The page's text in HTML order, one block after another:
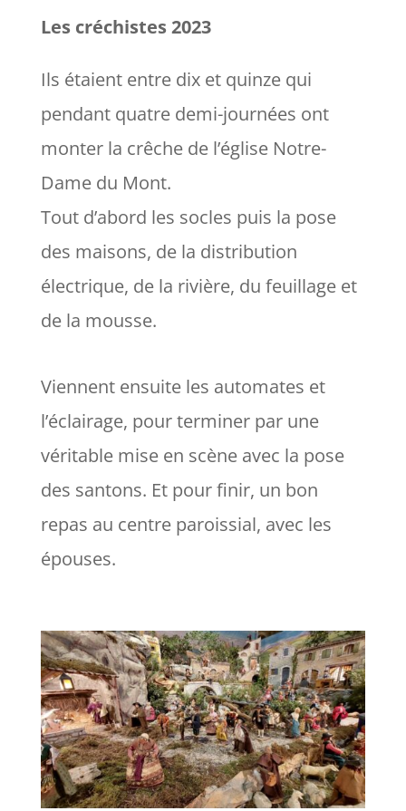
Les créchistes 2023
Ils étaient entre dix et quinze qui
pendant quatre demi-journées ont
monter la crêche de l’église Notre-
Dame du Mont.
Tout d’abord les socles puis la pose
des maisons, de la distribution
électrique, de la rivière, du feuillage et
de la mousse.
Viennent ensuite les automates et
l’éclairage, pour terminer par une
véritable mise en scène avec la pose
des santons. Et pour finir, un bon
repas au centre paroissial, avec les
épouses.